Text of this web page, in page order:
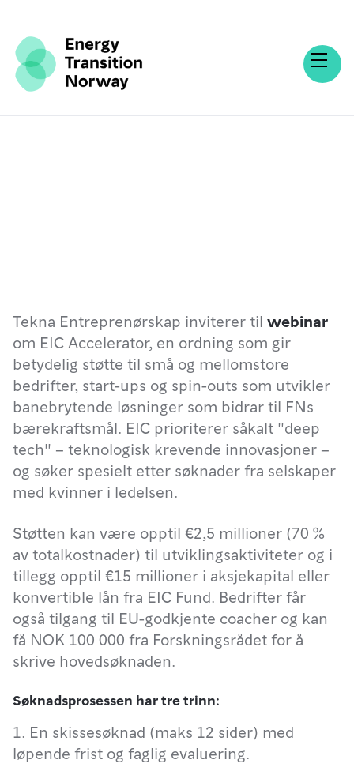
Tekna Entreprenørskap inviterer til webinar
om EIC Accelerator, en ordning som gir
betydelig støtte til små og mellomstore
bedrifter, start-ups og spin-outs som utvikler
banebrytende løsninger som bidrar til FNs
bærekraftsmål. EIC prioriterer såkalt "deep
tech" – teknologisk krevende innovasjoner –
og søker spesielt etter søknader fra selskaper
med kvinner i ledelsen.
Støtten kan være opptil €2,5 millioner (70 %
av totalkostnader) til utviklingsaktiviteter og i
tillegg opptil €15 millioner i aksjekapital eller
konvertible lån fra EIC Fund. Bedrifter får
også tilgang til EU-godkjente coacher og kan
få NOK 100 000 fra Forskningsrådet for å
skrive hovedsøknaden.
Søknadsprosessen har tre trinn:
1. En skissesøknad (maks 12 sider) med
løpende frist og faglig evaluering.